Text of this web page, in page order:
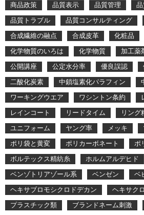
商品政策
品質表示 品質管理
品質トラブル
品質コンサルティング
合成繊維の融点
合成皮革 化粧品
化学物質のいろは
化学物質 加工薬
公開講座
公定水分率 優良誤認
二酸化炭素
中鎖塩素化パラフィン
ワーキングウエア
ワシントン条約
レインコート
リードタイム
リング
ユニフォーム
ヤング率 メッキ
ポリ袋と黄変
ポリカーボネート
ポ
ボルテックス精紡糸
ホルムアルデヒド
ベンゾトリアゾール系
ベンゼン ベ
ヘキサブロモシクロドデカン
ヘキサク
プラスチック類
ブランドネーム刺激